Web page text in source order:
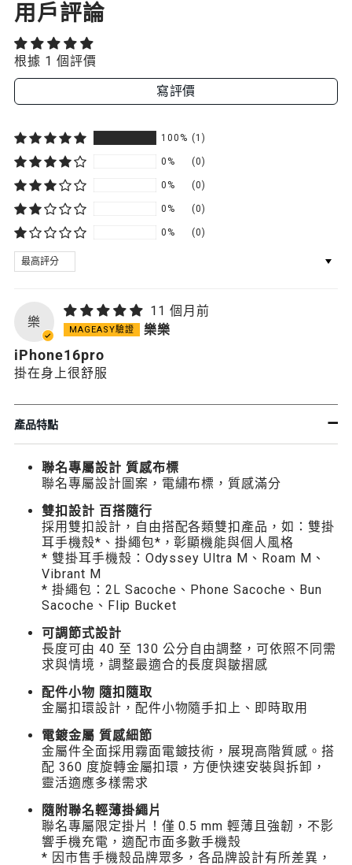
用戶評論
根據 1 個評價
寫評價
100% (1)
0% (0)
0% (0)
0% (0)
0% (0)
SORT BY
樂
11 個月前
樂樂
iPhone16pro
掛在身上很舒服
產品特點
聯名專屬設計 質感布標
聯名專屬設計圖案，電繡布標，質感滿分
雙扣設計 百搭隨行
採用雙扣設計，自由搭配各類雙扣產品，如：雙掛
耳手機殼*、掛繩包*，彰顯機能與個人風格
* 雙掛耳手機殼：Odyssey Ultra M、Roam M、
Vibrant M
* 掛繩包：2L Sacoche、Phone Sacoche、Bun
Sacoche、Flip Bucket
可調節式設計
長度可由 40 至 130 公分自由調整，可依照不同需
求與情境，調整最適合的長度與皺摺感
配件小物 隨扣隨取
金屬扣環設計，配件小物隨手扣上、即時取用
電鍍金屬 質感細節
金屬件全面採用霧面電鍍技術，展現高階質感。搭
配 360 度旋轉金屬扣環，方便快速安裝與拆卸，
靈活適應多樣需求
隨附聯名輕薄掛繩片
聯名專屬限定掛片！僅 0.5 mm 輕薄且強韌，不影
響手機充電，適配市面多數手機殼
* 因市售手機殼品牌眾多，各品牌設計有所差異，